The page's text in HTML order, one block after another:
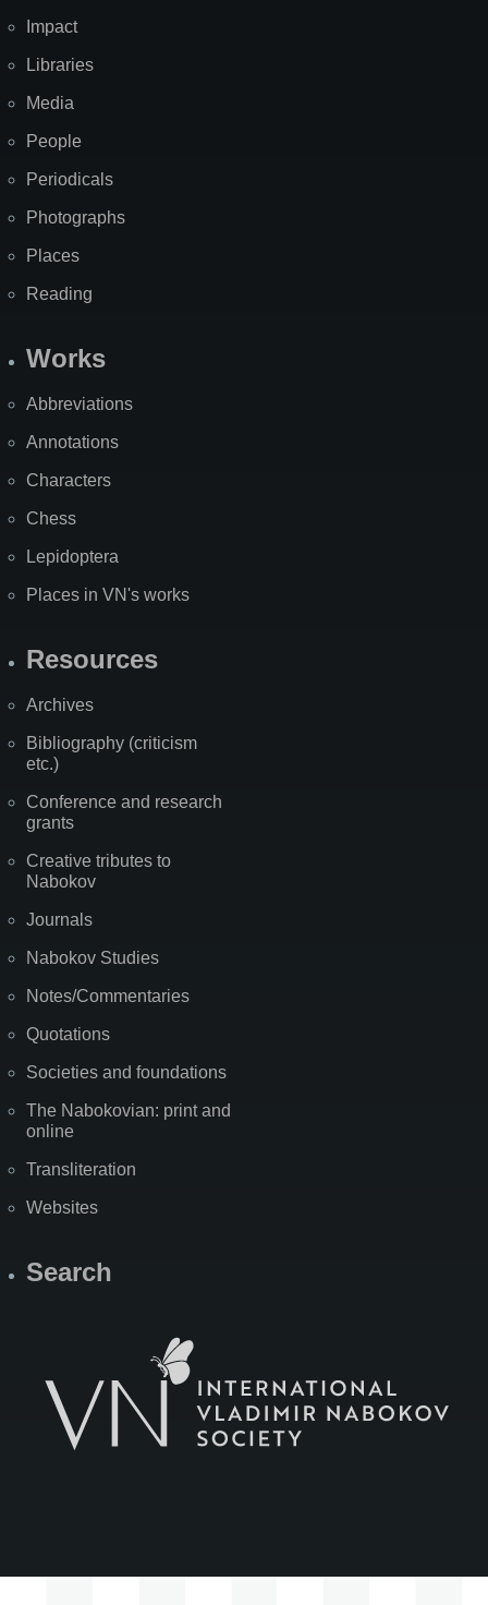
Impact
Libraries
Media
People
Periodicals
Photographs
Places
Reading
Works
Abbreviations
Annotations
Characters
Chess
Lepidoptera
Places in VN's works
Resources
Archives
Bibliography (criticism
etc.)
Conference and research
grants
Creative tributes to
Nabokov
Journals
Nabokov Studies
Notes/Commentaries
Quotations
Societies and foundations
The Nabokovian: print and
online
Transliteration
Websites
Search